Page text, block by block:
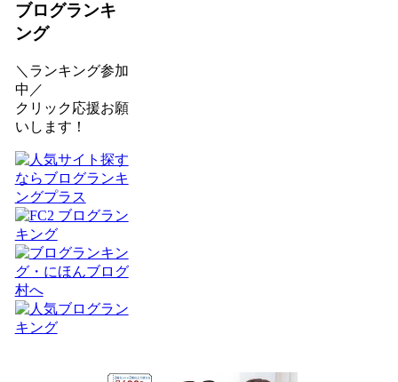
ブログランキ
ング
＼ランキング参加
中／
クリック応援お願
いします！